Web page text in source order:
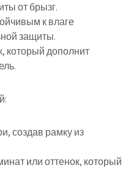
от брызг.
к влаге
защиты.
который дополнит
создав рамку из
или оттенок, который